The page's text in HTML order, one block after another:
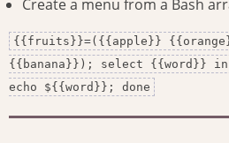
Create a menu from a Bash
{{fruits}}=({{apple}}
{{banana}}); select {{word}}
echo ${{word}}; done